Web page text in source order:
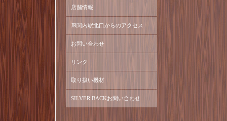
店舗情報
JR関内駅北口からのアクセス
お問い合わせ
リンク
取り扱い機材
SILVER BACKお問い合わせ